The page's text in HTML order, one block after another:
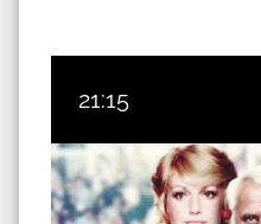
21:15